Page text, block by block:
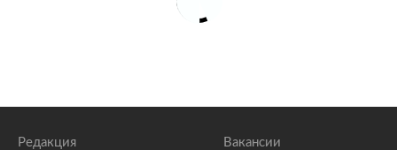
Редакция Вакансии